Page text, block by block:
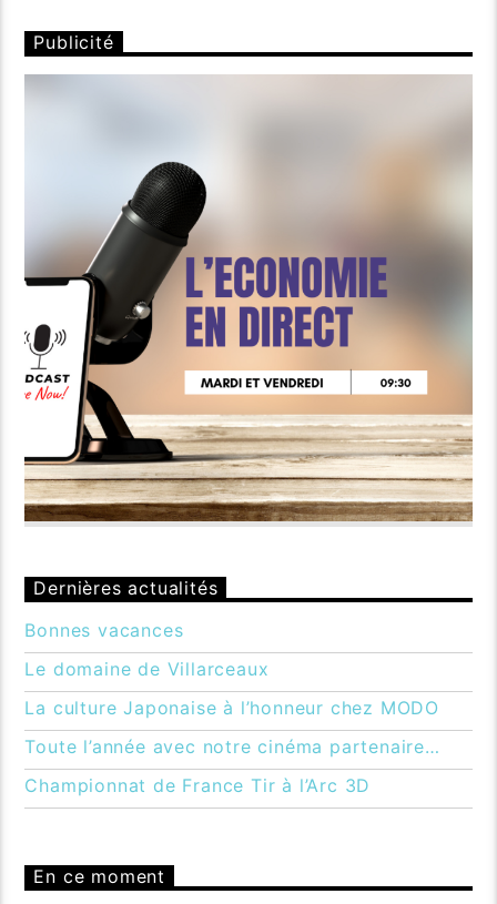
Publicité
Dernières actualités
Bonnes vacances
Le domaine de Villarceaux
La culture Japonaise à l’honneur chez MODO
Toute l’année avec notre cinéma partenaire…
Championnat de France Tir à l’Arc 3D
En ce moment